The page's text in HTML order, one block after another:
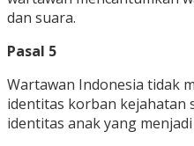
dan suara.
Pasal 5
Wartawan Indonesia tidak
identitas korban kejahatan
identitas anak yang